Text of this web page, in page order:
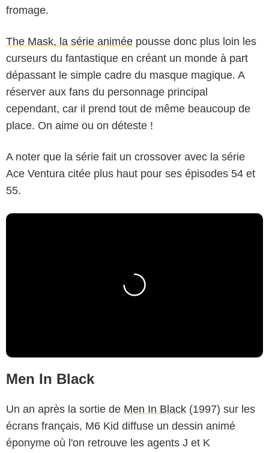
fromage.
The Mask, la série animée pousse donc plus loin les
curseurs du fantastique en créant un monde à part
dépassant le simple cadre du masque magique. A
réserver aux fans du personnage principal
cependant, car il prend tout de même beaucoup de
place. On aime ou on déteste !
A noter que la série fait un crossover avec la série
Ace Ventura citée plus haut pour ses épisodes 54 et
55.
Men In Black
Un an après la sortie de Men In Black (1997) sur les
écrans français, M6 Kid diffuse un dessin animé
éponyme où l'on retrouve les agents J et K